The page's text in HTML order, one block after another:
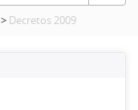
> Decretos 2009